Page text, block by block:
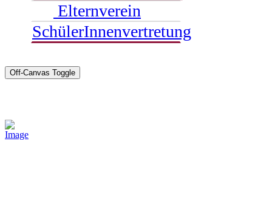
Elternverein
SchülerInnenvertretung
Off-Canvas Toggle